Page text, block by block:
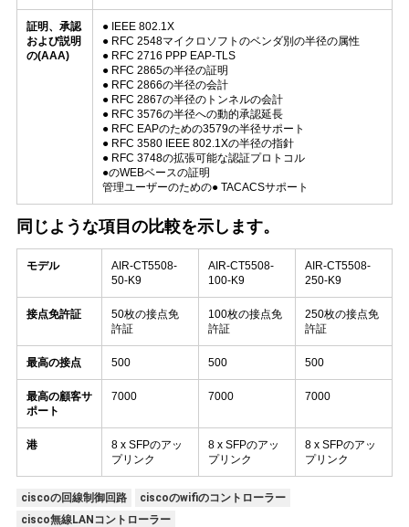
証明、承認
および説明
の(AAA)
● IEEE 802.1X
● RFC 2548マイクロソフトのベンダ別の半径の属性
● RFC 2716 PPP EAP-TLS
● RFC 2865の半径の証明
● RFC 2866の半径の会計
● RFC 2867の半径のトンネルの会計
● RFC 3576の半径への動的承認延長
● RFC EAPのための3579の半径サポート
● RFC 3580 IEEE 802.1Xの半径の指針
● RFC 3748の拡張可能な認証プロトコル
●のWEBベースの証明
管理ユーザーのための● TACACSサポート
同じような項目の比較を示します。
モデル
AIR-CT5508-
50-K9
AIR-CT5508-
100-K9
AIR-CT5508-
250-K9
接点免許証
50枚の接点免
許証
100枚の接点免
許証
250枚の接点免
許証
最高の接点 500 500 500
最高の顧客サ
ポート
7000 7000 7000
港
8 x SFPのアッ
プリンク
8 x SFPのアッ
プリンク
8 x SFPのアッ
プリンク
ciscoの回線制御回路
ciscoのwifiのコントローラー
cisco無線LANコントローラー